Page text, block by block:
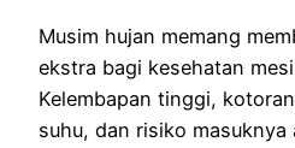
Musim hujan memang
ekstra bagi kesehatan
Kelembapan tinggi,
suhu, dan risiko masuknya